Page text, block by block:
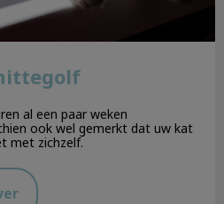
al een paar weken
ook wel gemerkt dat uw kat
met zichzelf.